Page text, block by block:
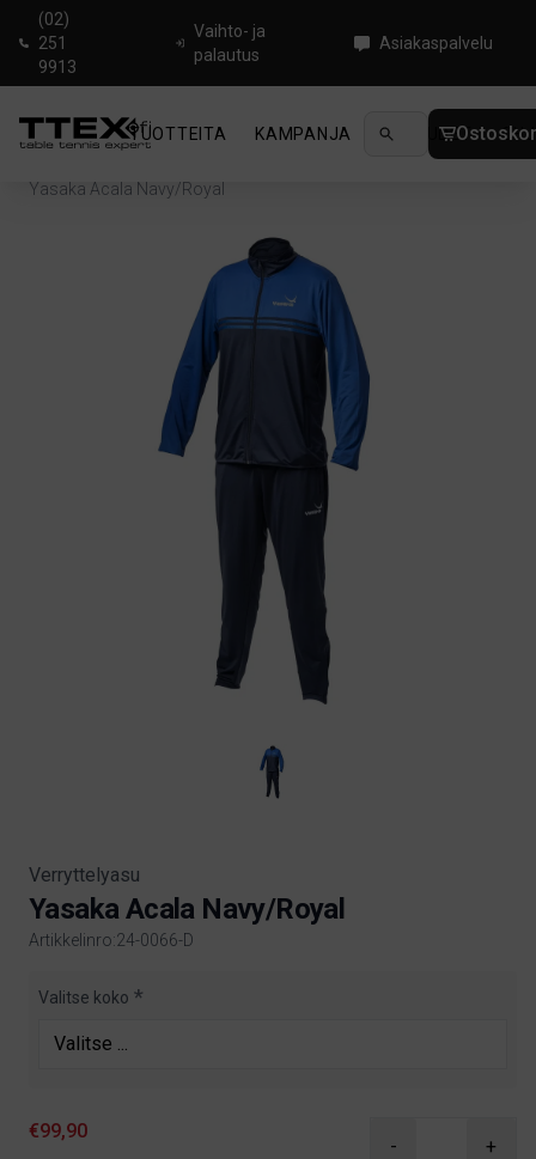
(02)
251
9913
Vaihto- ja
palautus
Asiakaspalvelu
TUOTTEITA KAMPANJA UUTUUDET
Yasaka Acala Navy/Royal
Verryttelyasu
Yasaka Acala Navy/Royal
Artikkelinro:24-0066-D
Product information
Valitse koko
€99,90
- +